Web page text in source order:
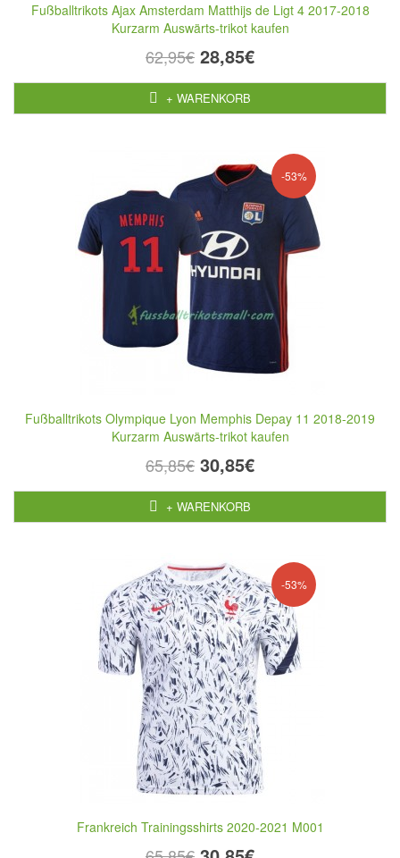
Fußballtrikots Ajax Amsterdam Matthijs de Ligt 4 2017-2018
Kurzarm Auswärts-trikot kaufen
62,95€ 28,85€
+ WARENKORB
-53%
Fußballtrikots Olympique Lyon Memphis Depay 11 2018-2019
Kurzarm Auswärts-trikot kaufen
65,85€ 30,85€
+ WARENKORB
-53%
Frankreich Trainingsshirts 2020-2021 M001